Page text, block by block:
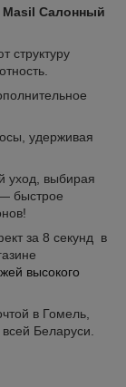
Салонный
структуру
удерживая
уход, выбирая
быстрое
за 8 секунд в
высокого
в Гомель,
Беларуси.